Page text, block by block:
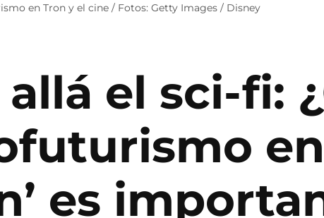
en Tron y el cine / Fotos: Getty Images / Disney
allá el sci-fi:
es